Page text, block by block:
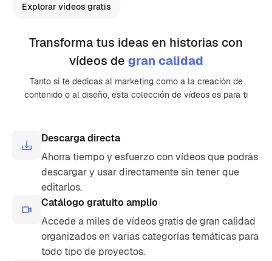
Explorar vídeos gratis
Transforma tus ideas en historias con
vídeos de gran calidad
Tanto si te dedicas al marketing como a la creación de
contenido o al diseño, esta colección de vídeos es para ti
Descarga directa
Ahorra tiempo y esfuerzo con vídeos que podrás
descargar y usar directamente sin tener que
editarlos.
Catálogo gratuito amplio
Accede a miles de vídeos gratis de gran calidad
organizados en varias categorías temáticas para
todo tipo de proyectos.